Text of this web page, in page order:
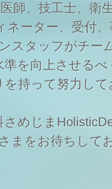
師、技工士、衛
ネーター、受付
スタッフがチー
準を向上させる
を持って努力し
さめじま
まをお待ちして